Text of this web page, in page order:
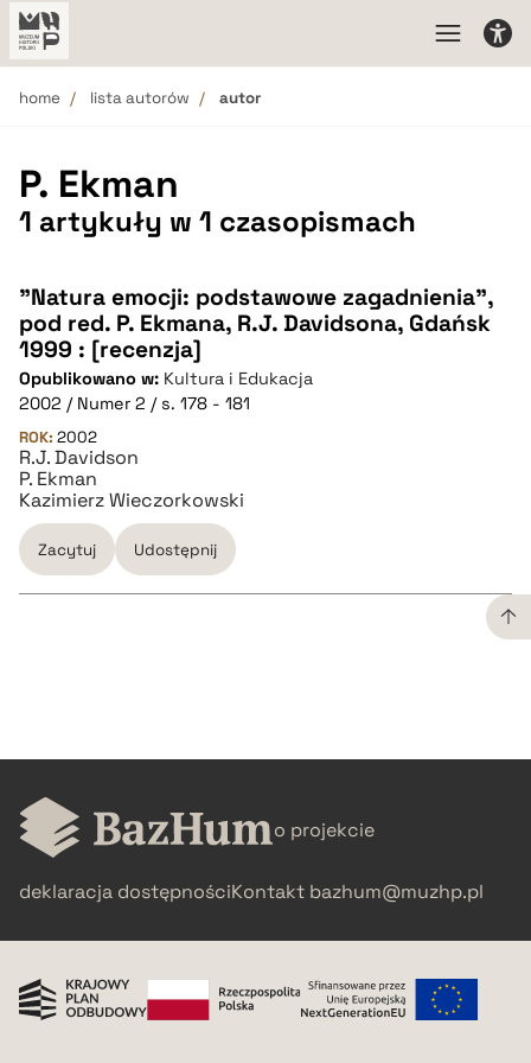
home lista autorów autor
P. Ekman
1 artykuły w 1 czasopismach
"Natura emocji: podstawowe zagadnienia",
pod red. P. Ekmana, R.J. Davidsona, Gdańsk
1999 : [recenzja]
Opublikowano w: Kultura i Edukacja
2002 / Numer 2 / s. 178 - 181
ROK: 2002
R.J. Davidson
P. Ekman
Kazimierz Wieczorkowski
Zacytuj Udostępnij
BIBTEX
o projekcie
deklaracja dostępnościKontakt bazhum@muzhp.pl